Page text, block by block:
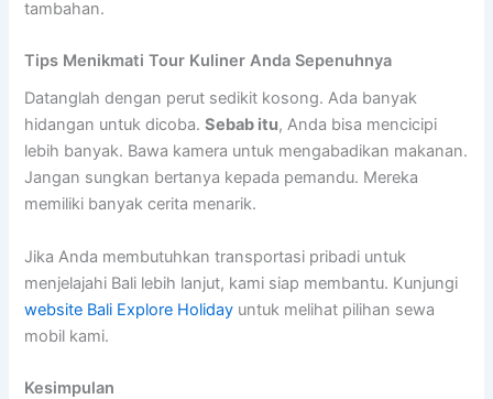
tambahan.
Tips Menikmati Tour Kuliner Anda Sepenuhnya
Datanglah dengan perut sedikit kosong. Ada banyak
hidangan untuk dicoba.Sebab itu, Anda bisa mencicipi
lebih banyak. Bawa kamera untuk mengabadikan makanan.
Jangan sungkan bertanya kepada pemandu. Mereka
memiliki banyak cerita menarik.
Jika Anda membutuhkan transportasi pribadi untuk
menjelajahi Bali lebih lanjut, kami siap membantu. Kunjungi
website Bali Explore Holiday untuk melihat pilihan sewa
mobil kami.
Kesimpulan